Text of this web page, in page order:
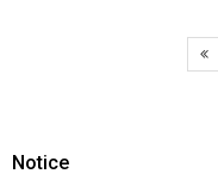
Notice